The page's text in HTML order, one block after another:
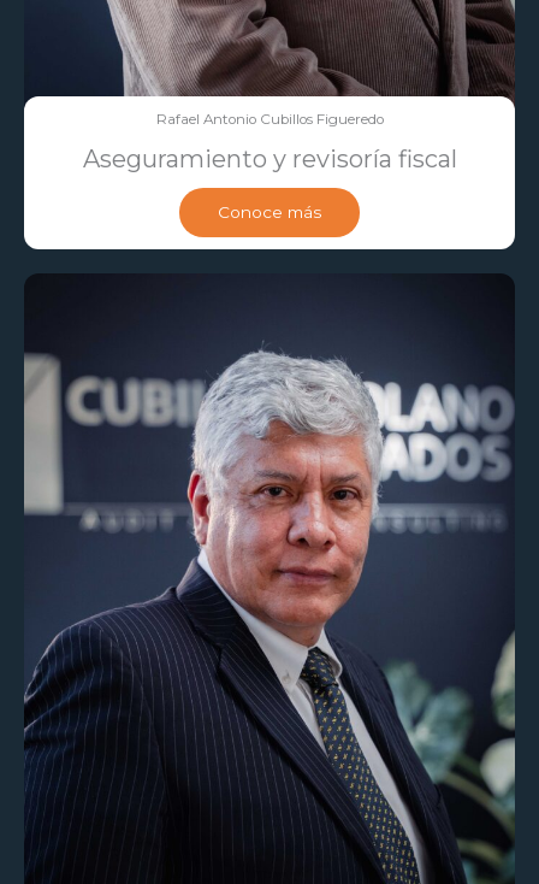
Rafael Antonio Cubillos Figueredo
Aseguramiento y revisoría fiscal
Conoce más